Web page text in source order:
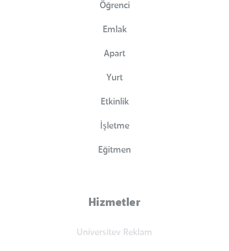
Öğrenci
Emlak
Apart
Yurt
Etkinlik
İşletme
Eğitmen
Hizmetler
Universitev Reklam